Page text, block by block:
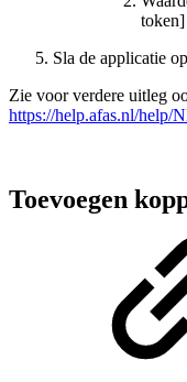
token]
Sla de applicatie op
Zie voor verdere uitleg
https://help.afas.nl/help/
Toevoegen